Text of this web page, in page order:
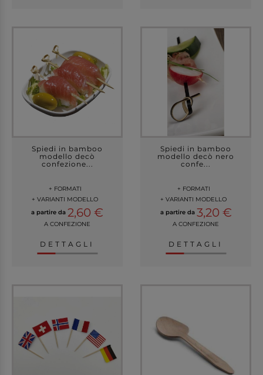
Spiedi in bamboo
modello decò
confezione...
+ FORMATI
+ VARIANTI MODELLO
a partire da 2,60 €
A CONFEZIONE
DETTAGLI
Spiedi in bamboo
modello decò nero
confe...
+ FORMATI
+ VARIANTI MODELLO
a partire da 3,20 €
A CONFEZIONE
DETTAGLI